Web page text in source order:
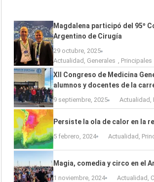
Magdalena participó del 95º
Argentino de Cirugía
29 octubre, 2025
Actualidad , Generales , Principales
XII Congreso de Medicina
alumnos y docentes de la
9 septiembre, 2025 Actualidad ,
Persiste la ola de calor en la
5 febrero, 2024 Actualidad
Magia, comedia y circo en el
1 noviembre, 2024 Actualidad